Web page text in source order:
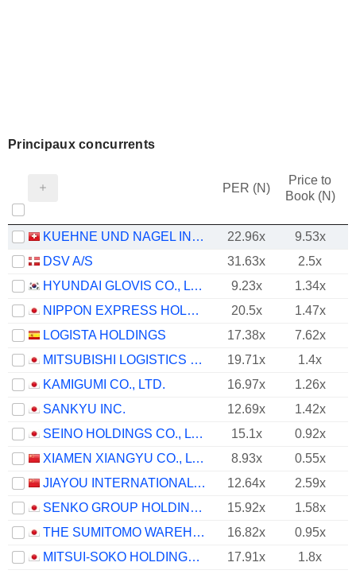
Principaux concurrents
PER (N)
Price to
Book (N)
KUEHNE UND NAGEL INTERNATIONAL AG 22.96x
9.53x
DSV A/S
31.63x
2.5x
HYUNDAI GLOVIS CO., LTD.
9.23x
1.34x
NIPPON EXPRESS HOLDINGS, INC.
20.5x
1.47x
LOGISTA HOLDINGS
17.38x
7.62x
MITSUBISHI LOGISTICS CORPORATION
19.71x
1.4x
KAMIGUMI CO., LTD.
16.97x
1.26x
SANKYU INC.
12.69x
1.42x
SEINO HOLDINGS CO., LTD.
15.1x
0.92x
XIAMEN XIANGYU CO., LTD.
8.93x
0.55x
JIAYOU INTERNATIONAL LOGISTICS CO.,LTD
12.64x
2.59x
SENKO GROUP HOLDINGS CO., LTD.
15.92x
1.58x
THE SUMITOMO WAREHOUSE CO., LTD.
16.82x 0.95x
MITSUI-SOKO HOLDINGS CO., LTD.
17.91x
1.8x